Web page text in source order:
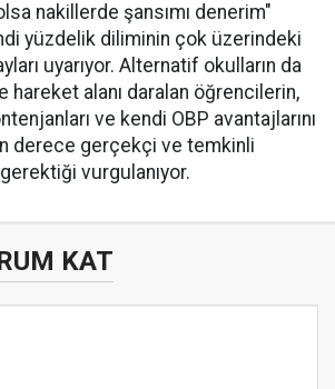
nakillerde şansımı denerim"
yüzdelik diliminin çok üzerindeki
uyarıyor. Alternatif okulların da
hareket alanı daralan öğrencilerin,
ve kendi OBP avantajlarını
derece gerçekçi ve temkinli
vurgulanıyor.
KAT